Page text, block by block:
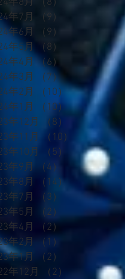
年8月
（8）
年7月
（9）
年6月
（9）
年5月
（8）
8件の記事
年4月 （6）
6件の記事
年3月
（7）7件の記事
年2月
（10）10件の記事
年1月
（10）10件の記事
年12月
（8）
年11月
（10）
10件の記事
年10月
（5）
5件の記事
年9月
（4）
4件の記事
年8月
（14） 14件の記事
年7月
（3）
3件の記事
年5月
（2）
2件の記事
年4月
（2）
年2月
（1）
年1月
（2）
年12月
（2）
2件の記事